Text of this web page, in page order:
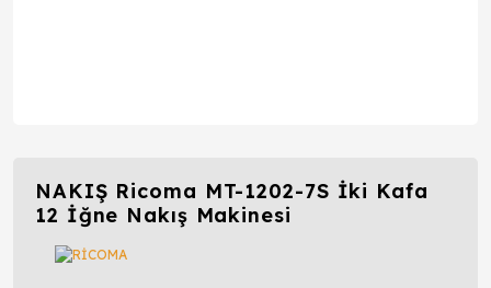
NAKIŞ Ricoma MT-1202-7S İki Kafa
12 İğne Nakış Makinesi